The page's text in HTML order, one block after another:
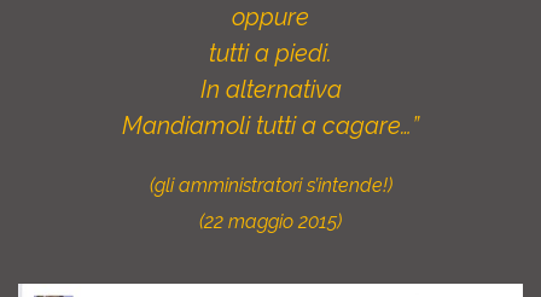
oppure
tutti a piedi.
In alternativa
Mandiamoli tutti a cagare…”
(gli amministratori s’intende!)
(22 maggio 2015)